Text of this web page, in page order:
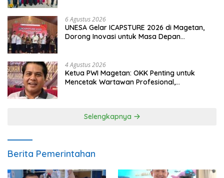
6 Agustus 2026
UNESA Gelar ICAPSTURE 2026 di Magetan,
Dorong Inovasi untuk Masa Depan
4 Agustus 2026
Ketua PWI Magetan: OKK Penting untuk
Mencetak Wartawan Profesional,
Selengkapnya
Berita Pemerintahan